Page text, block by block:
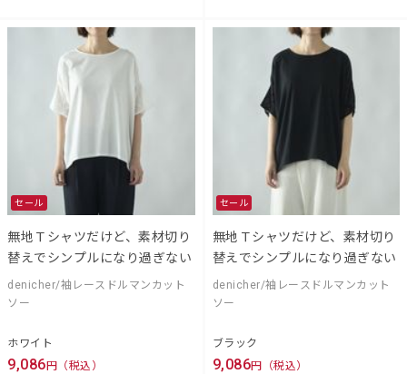
セール
無地Ｔシャツだけど、素材切り
替えでシンプルになり過ぎない
denicher/袖レースドルマンカット
ソー
ホワイト
9,086円（税込）
セール
無地Ｔシャツだけど、素材切り
替えでシンプルになり過ぎない
denicher/袖レースドルマンカット
ソー
ブラック
9,086円（税込）